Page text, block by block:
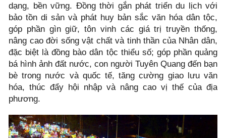
dạng, bền vững. Đồng thời gắn phát triển du lịch với
bảo tồn di sản và phát huy bản sắc văn hóa dân tộc,
góp phần gìn giữ, tôn vinh các giá trị truyền thống,
nâng cao đời sống vật chất và tinh thần của Nhân dân,
đặc biệt là đồng bào dân tộc thiểu số; góp phần quảng
bá hình ảnh đất nước, con người Tuyên Quang đến bạn
bè trong nước và quốc tế, tăng cường giao lưu văn
hóa, thúc đẩy hội nhập và nâng cao vị thế của địa
phương.